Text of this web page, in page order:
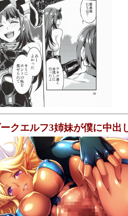
クエルフ3姉妹が僕に中出